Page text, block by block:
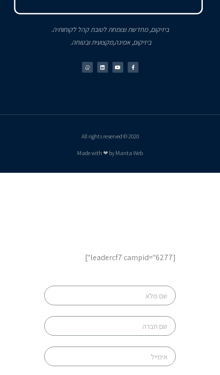
ביזיקום, מחדשת וצומחת לטובת קהל לקוחותיה.
ביזיקום, אמינה,מקצועית ובטוחה.
2020 © All rights reserved
Made with ❤ by Manta Web
[leadercf7 campid="6277"]